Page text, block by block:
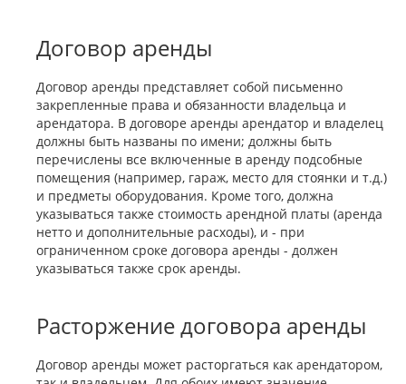
Договор аренды
Договор аренды представляет собой письменно
закрепленные права и обязанности владельца и
арендатора. В договоре аренды арендатор и владелец
должны быть названы по имени; должны быть
перечислены все включенные в аренду подсобные
помещения (например, гараж, место для стоянки и т.д.)
и предметы оборудования. Кроме того, должна
указываться также стоимость арендной платы (аренда
нетто и дополнительные расходы), и - при
ограниченном сроке договора аренды - должен
указываться также срок аренды.
Расторжение договора аренды
Договор аренды может расторгаться как арендатором,